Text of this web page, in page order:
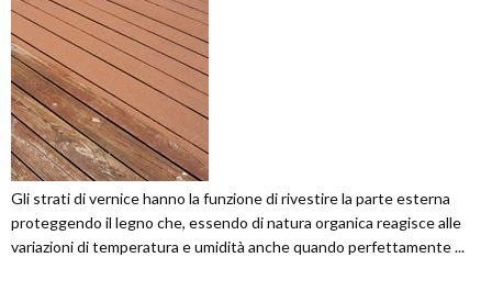
Gli strati di vernice hanno la funzione di rivestire la parte esterna
proteggendo il legno che, essendo di natura organica reagisce alle
variazioni di temperatura e umidità anche quando perfettamente ...